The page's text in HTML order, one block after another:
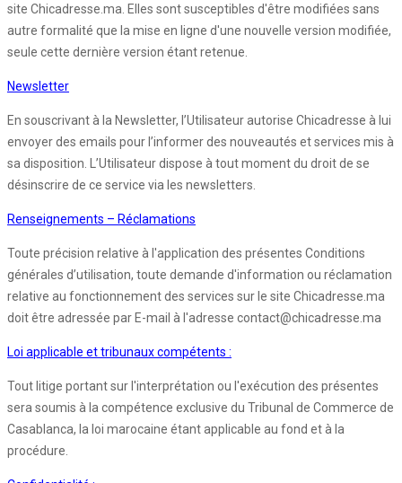
site Chicadresse.ma. Elles sont susceptibles d'être modifiées sans
autre formalité que la mise en ligne d'une nouvelle version modifiée,
seule cette dernière version étant retenue.
Newsletter
En souscrivant à la Newsletter, l’Utilisateur autorise Chicadresse à lui
envoyer des emails pour l’informer des nouveautés et services mis à
sa disposition. L’Utilisateur dispose à tout moment du droit de se
désinscrire de ce service via les newsletters.
Renseignements – Réclamations
Toute précision relative à l'application des présentes Conditions
générales d’utilisation, toute demande d'information ou réclamation
relative au fonctionnement des services sur le site Chicadresse.ma
doit être adressée par E-mail à l'adresse contact@chicadresse.ma
Loi applicable et tribunaux compétents :
Tout litige portant sur l'interprétation ou l'exécution des présentes
sera soumis à la compétence exclusive du Tribunal de Commerce de
Casablanca, la loi marocaine étant applicable au fond et à la
procédure.